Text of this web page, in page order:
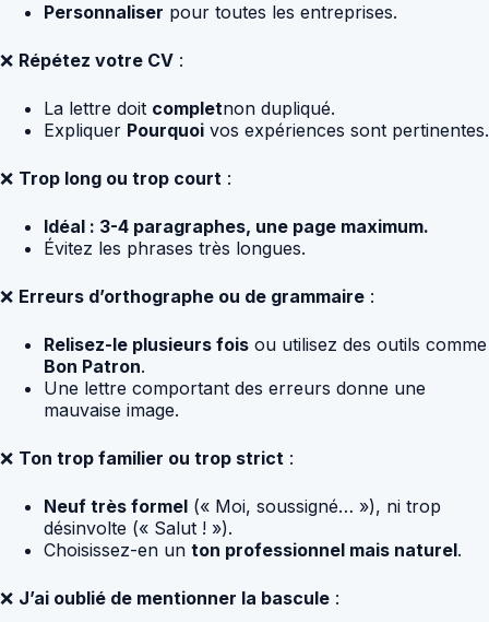
Personnaliser pour toutes les entreprises.
❌ Répétez votre CV :
La lettre doit completnon dupliqué.
Expliquer Pourquoi vos expériences sont pertinentes.
❌ Trop long ou trop court :
Idéal : 3-4 paragraphes, une page maximum.
Évitez les phrases très longues.
❌ Erreurs d’orthographe ou de grammaire :
Relisez-le plusieurs fois ou utilisez des outils comme
Bon Patron.
Une lettre comportant des erreurs donne une
mauvaise image.
❌ Ton trop familier ou trop strict :
Neuf très formel (« Moi, soussigné… »), ni trop
désinvolte (« Salut ! »).
Choisissez-en un ton professionnel mais naturel.
❌ J’ai oublié de mentionner la bascule :